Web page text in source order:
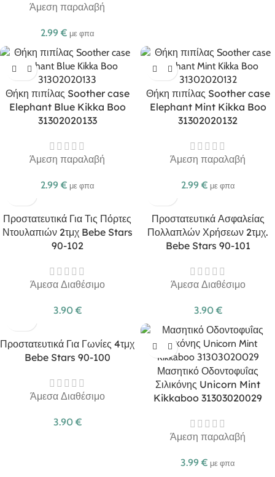
Άμεση παραλαβή
2.99 € με φπα
Θήκη πιπίλας Soother case
Elephant Blue Kikka Boo
31302020133
Άμεση παραλαβή
2.99 € με φπα
Θήκη πιπίλας Soother case
Elephant Mint Kikka Boo
31302020132
Άμεση παραλαβή
2.99 € με φπα
Προστατευτικά Για Τις Πόρτες
Ντουλαπιών 2τμχ Bebe Stars
90-102
Άμεσα Διαθέσιμο
3.90 €
Προστατευτικά Ασφαλείας
Πολλαπλών Χρήσεων 2τμχ.
Bebe Stars 90-101
Άμεσα Διαθέσιμο
3.90 €
Προστατευτικά Για Γωνίες 4τμχ
Bebe Stars 90-100
Άμεσα Διαθέσιμο
3.90 €
Μασητικό Οδοντοφυΐας
Σιλικόνης Unicorn Mint
Kikkaboo 31303020029
Άμεση παραλαβή
3.99 € με φπα